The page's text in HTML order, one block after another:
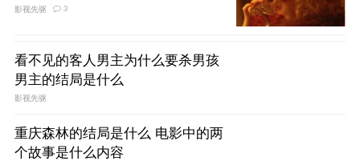
影视先驱 3
看不见的客人男主为什么要杀男孩
男主的结局是什么
影视先驱
重庆森林的结局是什么 电影中的两
个故事是什么内容